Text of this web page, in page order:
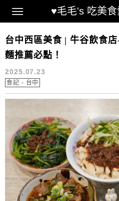
♥毛毛's 吃美
Main Menu
牛谷飲食店 菜單
台中西區美食 | 牛谷飲食
麵推薦必點！
2025.07.23
食記 - 台中